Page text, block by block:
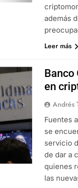
además
Leer más
Banco
en
Andrés
Fuentes
se
servicio
de dar a
quienes
las